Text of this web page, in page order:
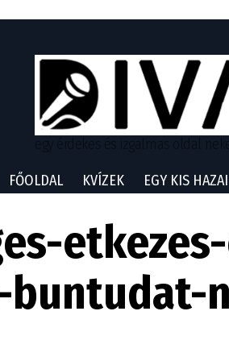
FŐOLDAL KVÍZEK EGY KIS HAZAI
buntudat-